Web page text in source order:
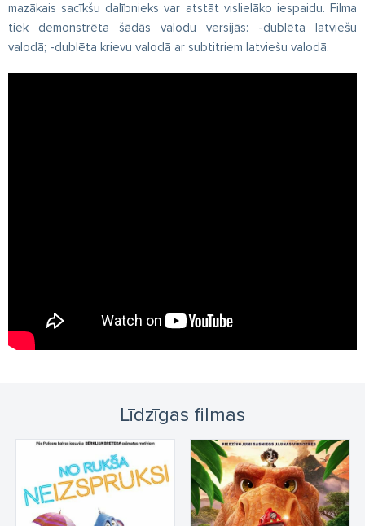
mazākais sacīkšu dalībnieks var atstāt vislielāko iespaidu. Filma
tiek demonstrēta šādās valodu versijās: -dublēta latviešu
valodā; -dublēta krievu valodā ar subtitriem latviešu valodā.
Līdzīgas filmas